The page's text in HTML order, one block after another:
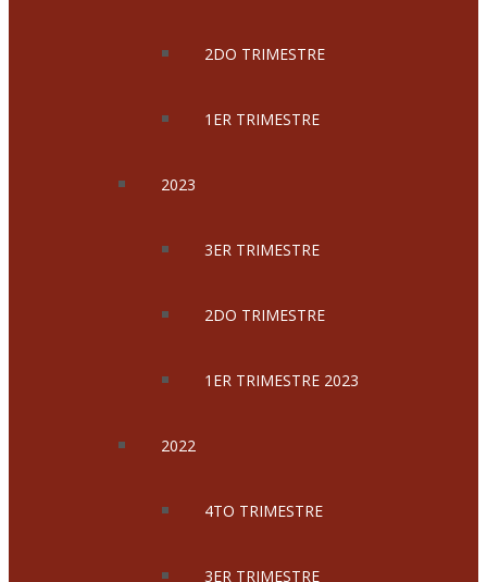
2DO TRIMESTRE
1ER TRIMESTRE
2023
3ER TRIMESTRE
2DO TRIMESTRE
1ER TRIMESTRE 2023
2022
4TO TRIMESTRE
3ER TRIMESTRE